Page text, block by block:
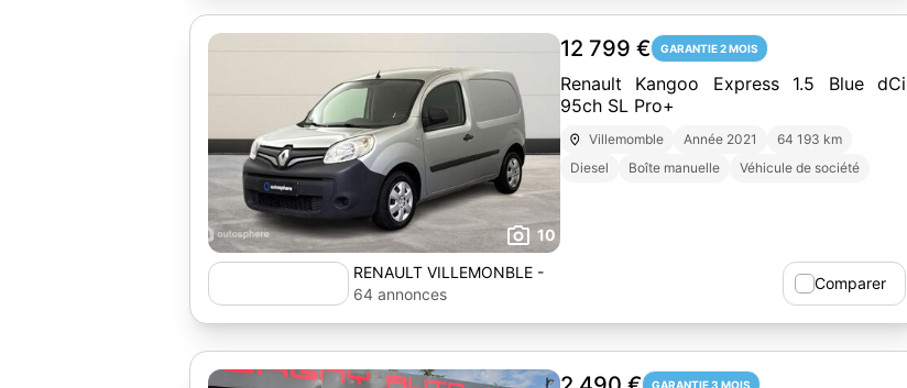
10
12 799 € GARANTIE 2 MOIS
Renault Kangoo Express 1.5 Blue dCi
95ch SL Pro+
Villemomble Année 2021
64 193 km
Diesel
Boîte manuelle Véhicule de société
RENAULT VILLEMONBLE -
AUTOSPHERE
64 annonces
Comparer
GARANTIE 3 MOIS